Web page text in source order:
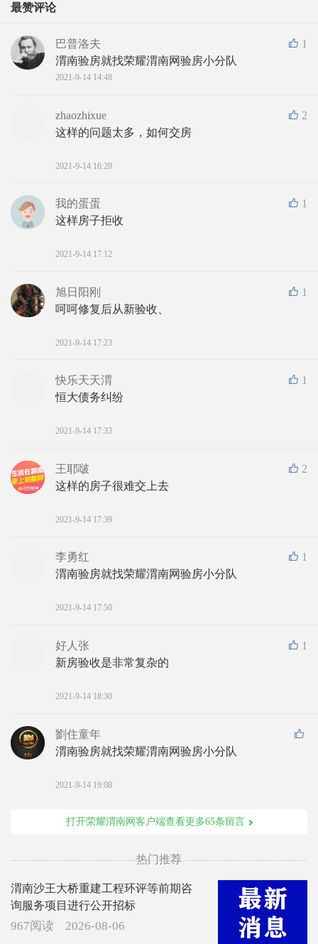
最赞评论
1
巴普洛夫
渭南验房就找荣耀渭南网验房小分队
2021-9-14 14:48
2
zhaozhixue
这样的问题太多，如何交房
2021-9-14 16:28
1
我的蛋蛋
这样房子拒收
2021-9-14 17:12
1
旭日阳刚
呵呵修复后从新验收、
2021-9-14 17:23
1
快乐天天渭
恒大债务纠纷
2021-9-14 17:33
2
王耶啵
这样的房子很难交上去
2021-9-14 17:39
1
李勇红
渭南验房就找荣耀渭南网验房小分队
2021-9-14 17:50
1
好人张
新房验收是非常复杂的
2021-9-14 18:30
劉住童年
渭南验房就找荣耀渭南网验房小分队
2021-9-14 19:08
打开荣耀渭南网客户端查看更多65条留言
热门推荐
渭南沙王大桥重建工程环评等前期咨
询服务项目进行公开招标
967阅读 2026-08-06